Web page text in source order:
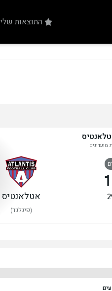
התוצאות שלי
מועדונים
1
אטלאנטיס
(פינלנד)